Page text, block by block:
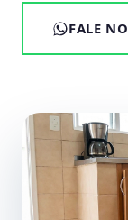
FALE